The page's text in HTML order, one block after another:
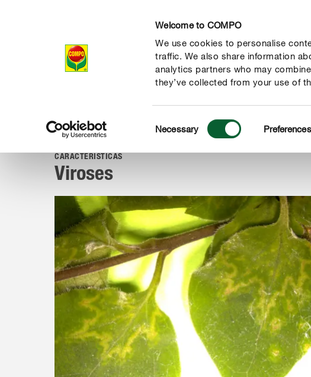
Welcome to COMPO
We use cookies to personalise
traffic. We also share information
analytics partners who may
they’ve collected from your use of
Selection
Necessary Preferences
Produtos Guia
COMPOGuia Doenças e pragas Viroses
CARACTERÍSTICAS
Viroses